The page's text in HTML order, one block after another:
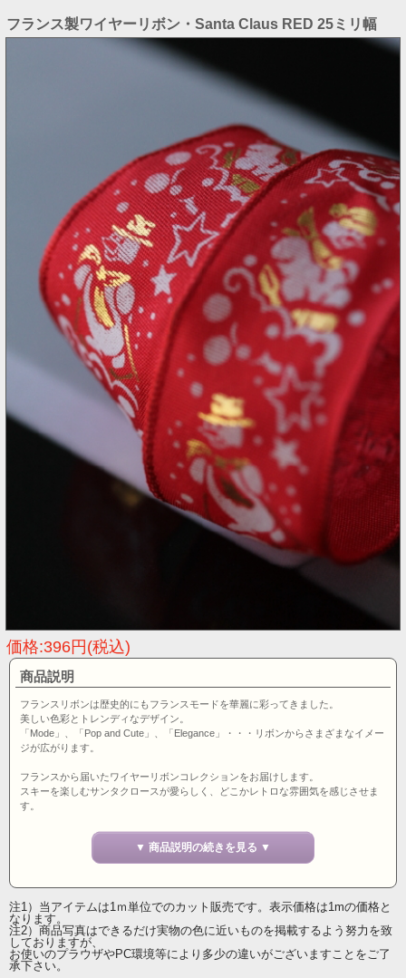
フランス製ワイヤーリボン・Santa Claus RED 25ミリ幅
価格:396円(税込)
商品説明
フランスリボンは歴史的にもフランスモードを華麗に彩ってきました。
美しい色彩とトレンディなデザイン。
「Mode」、「Pop and Cute」、「Elegance」・・・リボンからさまざまなイメー
ジが広がります。
フランスから届いたワイヤーリボンコレクションをお届けします。
スキーを楽しむサンタクロースが愛らしく、どこかレトロな雰囲気を感じさせま
す。
ツリーやリースのデコレーションをはじめ、
幅広いジャンルのクリエーターに自信をもっておすすめします。
25ミリ幅 ワイヤーリボン フランス製
▼ 商品説明の続きを見る ▼
注1）当アイテムは1ｍ単位でのカット販売です。表示価格は1mの価格と
なります。
注2）商品写真はできるだけ実物の色に近いものを掲載するよう努力を致
しておりますが、
お使いのプラウザやPC環境等により多少の違いがございますことをご了
承下さい。